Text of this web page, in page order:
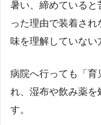
暑い、締めていると
った理由で装着さ
味を理解していない
病院へ行っても「育
れ、湿布や飲み薬
す。